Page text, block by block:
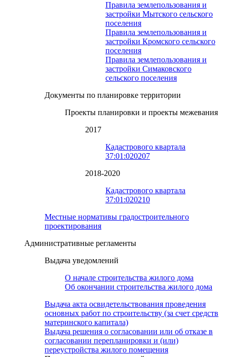
Правила землепользования и
застройки Мытского сельского
поселения
Правила землепользования и
застройки Кромского сельского
поселения
Правила землепользования и
застройки Симаковского
сельского поселения
Документы по планировке территории
Проекты планировки и проекты межевания
2017
Кадастрового квартала
37:01:020207
2018-2020
Кадастрового квартала
37:01:020210
Местные нормативы градостроительного
проектирования
Административные регламенты
Выдача уведомлений
О начале строительства жилого дома
Об окончании строительства жилого дома
Выдача акта освидетельствования проведения
основных работ по строительству (за счет средств
материнского капитала)
Выдача решения о согласовании или об отказе в
согласовании перепланировки и (или)
переустройства жилого помещения